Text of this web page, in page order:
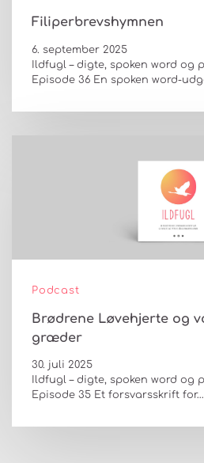
Filiperbrevshymnen
6. september 2025
Ildfugl – digte, spoken word og
Episode 36 En spoken word-
Podcast
Brødrene Løvehjerte og
græder
30. juli 2025
Ildfugl – digte, spoken word og
Episode 35 Et forsvarsskrift for…